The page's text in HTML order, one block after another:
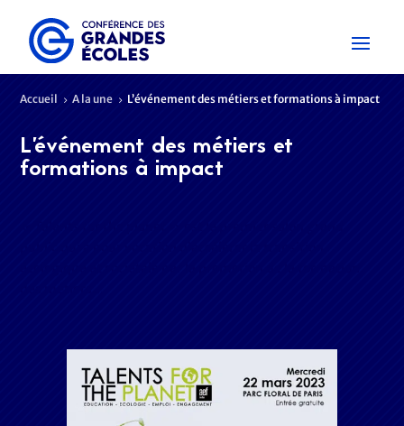
Accueil 5 A la une 5 L’événement des métiers et formations à impact
L’événement des métiers et
formations à impact